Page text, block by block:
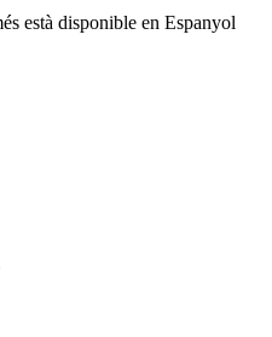
està disponible en Espanyol